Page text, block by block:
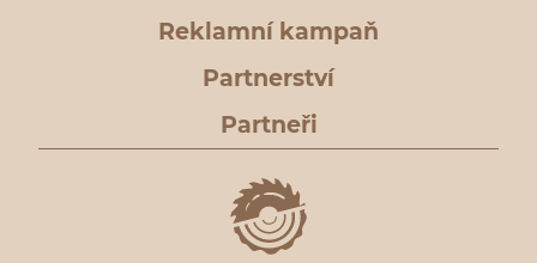
Reklamní kampaň
Partnerství
Partneři